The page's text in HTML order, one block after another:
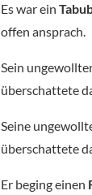
Es war ein
offen ansprach.
Sein
überschattete
Seine
überschattete
Er beging einen